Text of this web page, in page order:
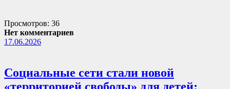
Просмотров: 36
Нет комментариев
17.06.2026
Социальные сети стали новой